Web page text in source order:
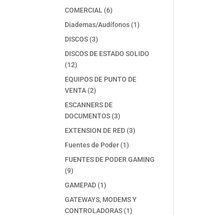
productos
COMERCIAL 66
productos
Diademas/Audífonos 11
DISCOS 33
productos
DISCOS DE ESTADO SOLIDO
1212
productos
EQUIPOS DE PUNTO DE
VENTA 22
productos
ESCANNERS DE
DOCUMENTOS 33
productos
EXTENSION DE RED 33
Fuentes de Poder 11
producto
FUENTES DE PODER GAMING
99
productos
GAMEPAD 11
producto
GATEWAYS, MODEMS Y
CONTROLADORAS 11